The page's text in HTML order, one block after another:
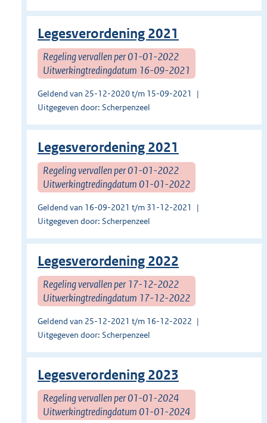
Legesverordening 2021
Regeling vervallen per 01-01-2022
Uitwerkingtredingdatum 16-09-2021
Geldend van 25-12-2020 t/m 15-09-2021
Uitgegeven door: Scherpenzeel
Legesverordening 2021
Regeling vervallen per 01-01-2022
Uitwerkingtredingdatum 01-01-2022
Geldend van 16-09-2021 t/m 31-12-2021
Uitgegeven door: Scherpenzeel
Legesverordening 2022
Regeling vervallen per 17-12-2022
Uitwerkingtredingdatum 17-12-2022
Geldend van 25-12-2021 t/m 16-12-2022
Uitgegeven door: Scherpenzeel
Legesverordening 2023
Regeling vervallen per 01-01-2024
Uitwerkingtredingdatum 01-01-2024